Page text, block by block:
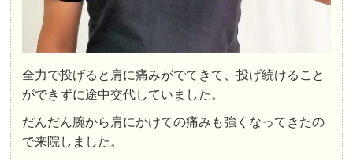
全力で投げると肩に痛みがでてきて、投げ続けること
ができずに途中交代していました。
だんだん腕から肩にかけての痛みも強くなってきたの
で来院しました。